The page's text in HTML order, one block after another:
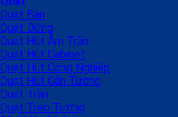
Quạt Bàn
Quạt Đứng
Quạt Hút Âm Trần
Quạt Hút Cabinet
Quạt Hút Công Nghiệp
Quạt Hút Gắn Tường
Quạt Trần
Quạt Treo Tường